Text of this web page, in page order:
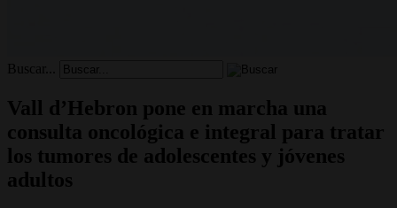
Buscar...
Vall d’Hebron pone en marcha una
consulta oncológica e integral para tratar
los tumores de adolescentes y jóvenes
adultos